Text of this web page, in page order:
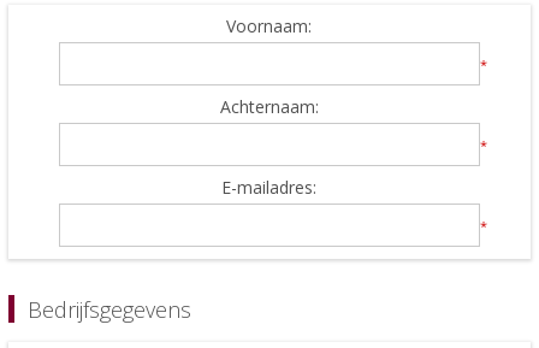
Voornaam:
*
Achternaam:
*
E-mailadres:
*
Bedrijfsgegevens